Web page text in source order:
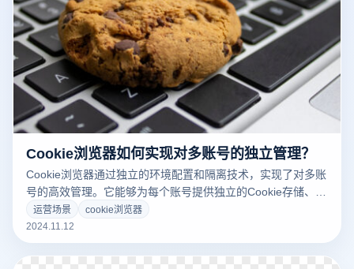
Cookie浏览器如何实现对多账号的独立管理？
Cookie浏览器通过独立的环境配置和隔离技术，实现了对多账
号的高效管理。它能够为每个账号提供独立的Cookie存储、指
纹信息和IP地址，从而确保各个账号的操作环境互不影响。这
种隔离机制让用户可以同时管理多个账号而无需担心关联风
险，特别适用于跨境电商和多平台营销等需要多个账号的场
景。
运营场景
cookie浏览器
2024.11.12